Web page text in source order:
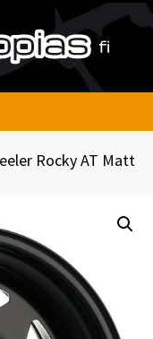
Rocky AT Matt